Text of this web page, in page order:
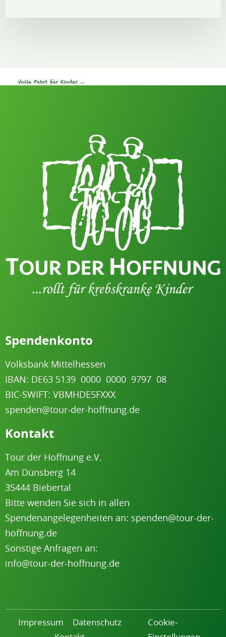
Spendenkonto
Volksbank Mittelhessen
IBAN: DE63 5139 0000 0000 9797 08
BIC-SWIFT: VBMHDE5FXXX
spenden@tour-der-hoffnung.de
Kontakt
Tour der Hoffnung e.V.
Am Dünsberg 14
35444 Biebertal
Bitte wenden Sie sich in allen
Spendenangelegenheiten an: spenden@tour-der-
hoffnung.de
Sonstige Anfragen an:
info@tour-der-hoffnung.de
Impressum
Datenschutz
Cookie-